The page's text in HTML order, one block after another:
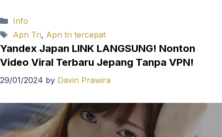
Categories
Info
Tags
Apn Tri, Apn tri tercepat
Yandex Japan LINK LANGSUNG! Nonton
Video Viral Terbaru Jepang Tanpa VPN!
29/01/2024 by Davin Prawira